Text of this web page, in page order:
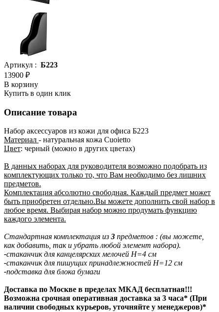
Артикул : Б223
13900 ₽
В корзину
Купить в один клик
Описание товара
Набор аксессуаров из кожи для офиса Б223
Материал - натуральная кожа Сuoietto
Цвет: черный (можно в других цветах)
В данных наборах для руководителя возможно подобрать из
комплектующих только то, что Вам необходимо без лишних
предметов.
Комплектация абсолютно свободная. Каждый предмет может
быть приобретен отдельно.Вы можете дополнить свой набор в
любое время. Выбирая набор можно продумать функцию
каждого элемента.
Стандартная комплектация из 3 предметов : (вы можете,
как добавить, так и убрать любой элемент набора).
-стаканчик для канцелярских мелочей H=4 см
-стаканчик для пишущих принадлежностей H=12 см
-подставка для блока бумаги
Доставка по Москве в пределах МКАД бесплатная!!!
Возможна срочная оперативная доставка за 3 часа* (При
наличии свободных курьеров, уточняйте у менеджеров)*